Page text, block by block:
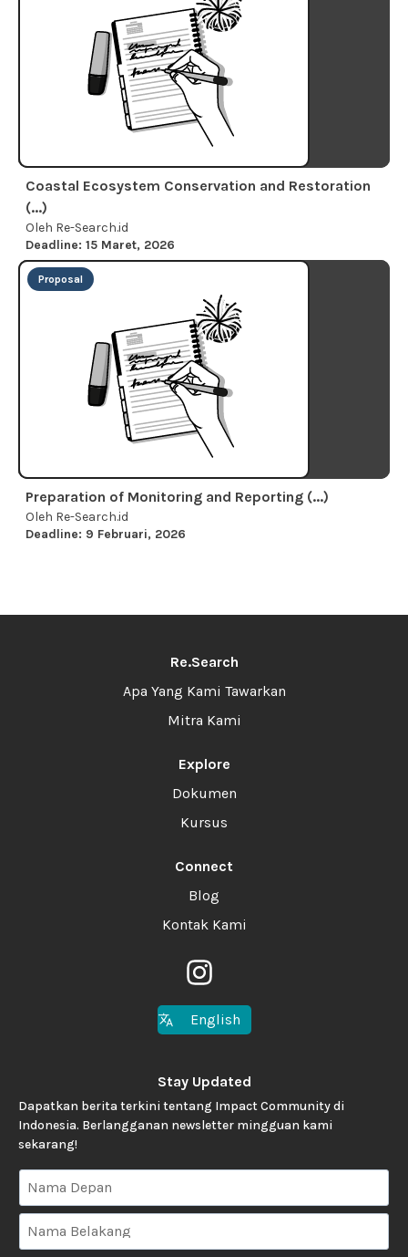
Coastal Ecosystem Conservation and Restoration
(...)
Oleh Re-Search.id
Deadline: 15 Maret, 2026
Proposal
Preparation of Monitoring and Reporting (...)
Oleh Re-Search.id
Deadline: 9 Februari, 2026
Re.Search
Apa Yang Kami Tawarkan
Mitra Kami
Explore
Dokumen
Kursus
Connect
Blog
Kontak Kami
English
Stay Updated
Dapatkan berita terkini tentang Impact Community di
Indonesia. Berlangganan newsletter mingguan kami
sekarang!